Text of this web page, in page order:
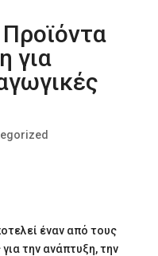
για
έναν από τους
την ανάπτυξη, την